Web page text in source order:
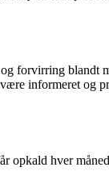
forvirring
informeret og
opkald hver